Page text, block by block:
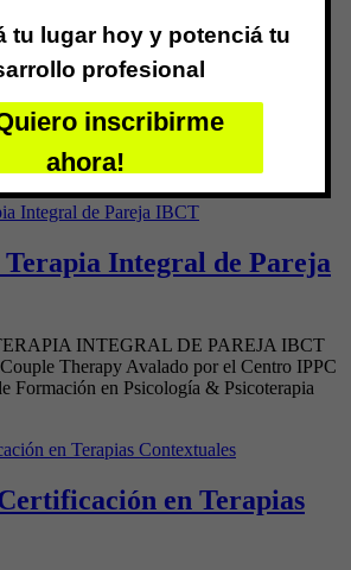
del Deporte &
DEL DEPORTE & COACHING
más completa: dos especialidades en
de 160 horas ¿QUIERES DOMINAR
Integral de Pareja
INTEGRAL DE PAREJA IBCT
Therapy Avalado por el Centro IPPC
Formación en Psicología & Psicoterapia
en Terapias
tu lugar hoy y potenciá tu
profesional
inscribirme
ahora!